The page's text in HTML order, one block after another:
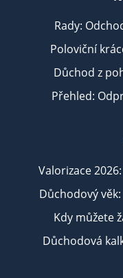
Rady:
Poloviční
Důchod z
Přehled:
Valorizace
Důchodový
Kdy můžete
Důchodová